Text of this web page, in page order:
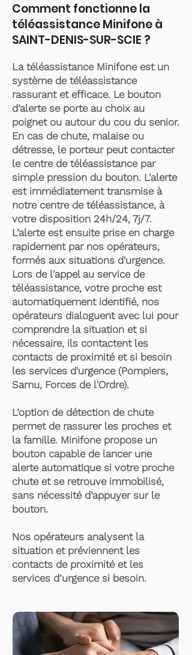
Comment fonctionne la
téléassistance Minifone à
SAINT-DENIS-SUR-SCIE ?
La téléassistance Minifone est un
système de téléassistance
rassurant et efficace. Le bouton
d’alerte se porte au choix au
poignet ou autour du cou du senior.
En cas de chute, malaise ou
détresse, le porteur peut contacter
le centre de téléassistance par
simple pression du bouton. L'alerte
est immédiatement transmise à
notre centre de téléassistance, à
votre disposition 24h/24, 7j/7.
L’alerte est ensuite prise en charge
rapidement par nos opérateurs,
formés aux situations d'urgence.
Lors de l'appel au service de
téléassistance, votre proche est
automatiquement identifié, nos
opérateurs dialoguent avec lui pour
comprendre la situation et si
nécessaire, ils contactent les
contacts de proximité et si besoin
les services d'urgence (Pompiers,
Samu, Forces de l'Ordre).
L’option de détection de chute
permet de rassurer les proches et
la famille. Minifone propose un
bouton capable de lancer une
alerte automatique si votre proche
chute et se retrouve immobilisé,
sans nécessité d’appuyer sur le
bouton.
Nos opérateurs analysent la
situation et préviennent les
contacts de proximité et les
services d’urgence si besoin.